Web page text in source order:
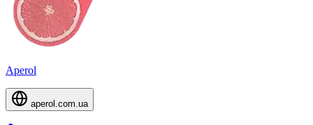
Aperol
aperol.com.ua